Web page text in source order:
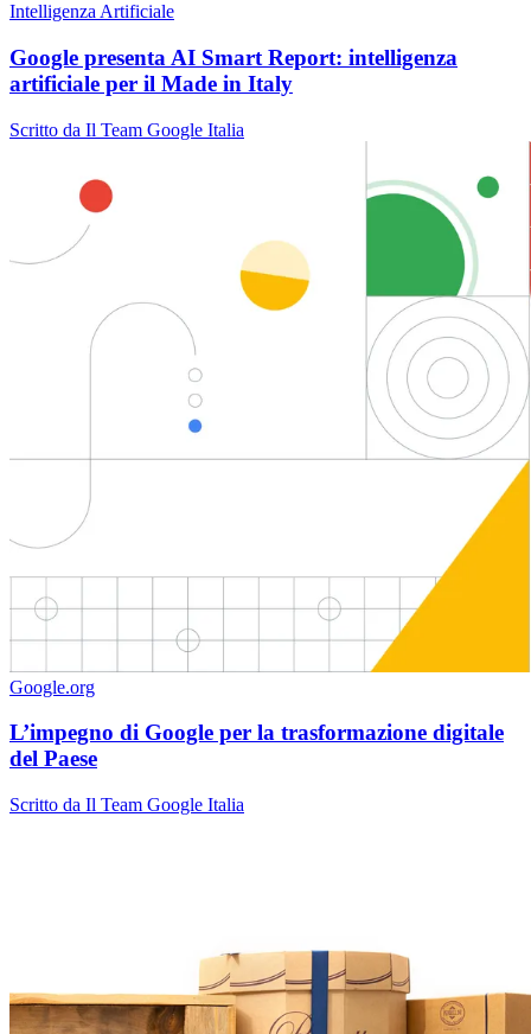
Intelligenza Artificiale
Google presenta AI Smart Report: intelligenza
artificiale per il Made in Italy
Scritto da Il Team Google Italia
Google.org
L’impegno di Google per la trasformazione digitale
del Paese
Scritto da Il Team Google Italia